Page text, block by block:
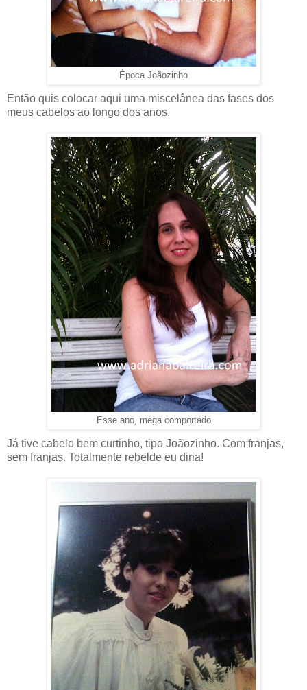
Época Joãozinho
Então quis colocar aqui uma miscelânea das fases dos
meus cabelos ao longo dos anos.
Esse ano, mega comportado
Já tive cabelo bem curtinho, tipo Joãozinho. Com franjas,
sem franjas. Totalmente rebelde eu diria!